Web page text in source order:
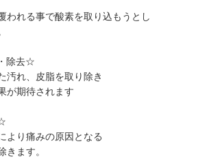
われる事で酸素を取り込もうとし
除去☆
汚れ、皮脂を取り除き
が期待されます
より痛みの原因となる
きます。